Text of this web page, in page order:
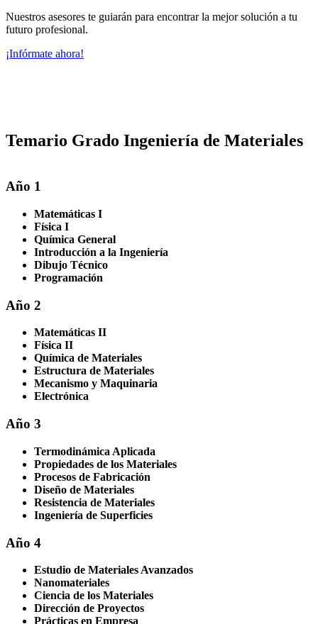
Nuestros asesores te guiarán para encontrar la mejor solución a tu
futuro profesional.
¡Infórmate ahora!
Temario Grado Ingeniería de Materiales
Año 1
Matemáticas I
Física I
Química General
Introducción a la Ingeniería
Dibujo Técnico
Programación
Año 2
Matemáticas II
Física II
Química de Materiales
Estructura de Materiales
Mecanismo y Maquinaria
Electrónica
Año 3
Termodinámica Aplicada
Propiedades de los Materiales
Procesos de Fabricación
Diseño de Materiales
Resistencia de Materiales
Ingeniería de Superficies
Año 4
Estudio de Materiales Avanzados
Nanomateriales
Ciencia de los Materiales
Dirección de Proyectos
Prácticas en Empresa